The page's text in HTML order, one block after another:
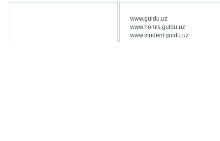
www.guldu.uz
www.hemis.guldu.uz
www.student.guldu.uz